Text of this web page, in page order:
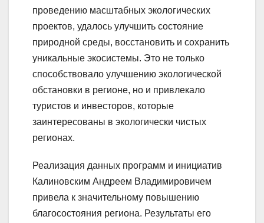
проведению масштабных экологических
проектов, удалось улучшить состояние
природной среды, восстановить и сохранить
уникальные экосистемы. Это не только
способствовало улучшению экологической
обстановки в регионе, но и привлекало
туристов и инвесторов, которые
заинтересованы в экологически чистых
регионах.
Реализация данных программ и инициатив
Калиновским Андреем Владимировичем
привела к значительному повышению
благосостояния региона. Результаты его